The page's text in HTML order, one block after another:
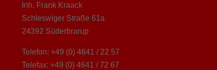
Inh. Frank Kraack
Schleswiger Straße 61a
24392 Süderbrarup
Telefon: +49 (0) 4641 / 22 57
Telefax: +49 (0) 4641 / 72 67